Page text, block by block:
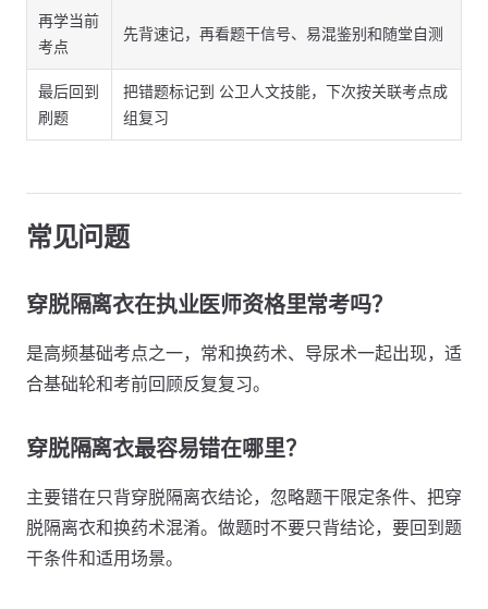
再学当前
考点
先背速记，再看题干信号、易混鉴别和随堂自测
最后回到
刷题
把错题标记到 公卫人文技能，下次按关联考点成
组复习
常见问题
穿脱隔离衣在执业医师资格里常考吗？
是高频基础考点之一，常和换药术、导尿术一起出现，适
合基础轮和考前回顾反复复习。
穿脱隔离衣最容易错在哪里？
主要错在只背穿脱隔离衣结论，忽略题干限定条件、把穿
脱隔离衣和换药术混淆。做题时不要只背结论，要回到题
干条件和适用场景。